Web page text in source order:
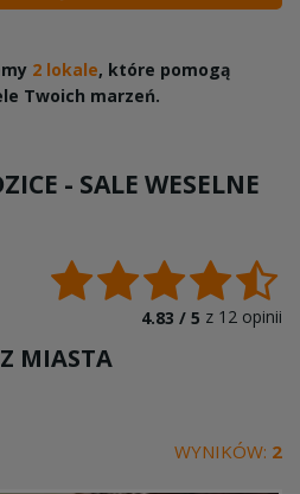
2 lokale, które pomogą
Twoich marzeń.
- SALE WESELNE
4.83 / 5 z 12 opinii
MIASTA
WYNIKÓW: 2